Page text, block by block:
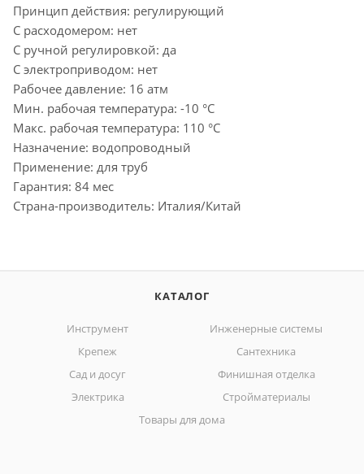
Принцип действия: регулирующий
С расходомером: нет
С ручной регулировкой: да
С электроприводом: нет
Рабочее давление: 16 атм
Мин. рабочая температура: -10 °С
Макс. рабочая температура: 110 °С
Назначение: водопроводный
Применение: для труб
Гарантия: 84 мес
Страна-производитель: Италия/Китай
КАТАЛОГ
Инструмент
Инженерные системы
Крепеж
Сантехника
Сад и досуг
Финишная отделка
Электрика
Стройматериалы
Товары для дома